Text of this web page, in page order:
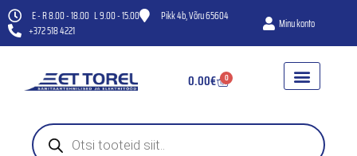
E - R 8.00 - 18.00 L 9.00 - 15.00
Pikk 4b, Võru 65604
+372 518 4221
Minu konto
0.00€ 0